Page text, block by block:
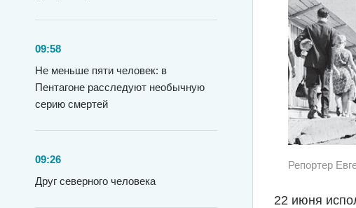
09:58
Не меньше пяти человек: в
Пентагоне расследуют необычную
серию смертей
09:26
Друг северного человека
Репортер
22 июня